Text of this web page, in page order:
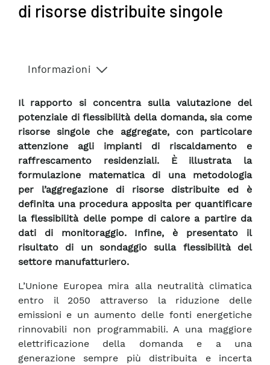
di risorse distribuite singole
Informazioni
Il rapporto si concentra sulla valutazione del
potenziale di flessibilità della domanda, sia come
risorse singole che aggregate, con particolare
attenzione agli impianti di riscaldamento e
raffrescamento residenziali. È illustrata la
formulazione matematica di una metodologia
per l’aggregazione di risorse distribuite ed è
definita una procedura apposita per quantificare
la flessibilità delle pompe di calore a partire da
dati di monitoraggio. Infine, è presentato il
risultato di un sondaggio sulla flessibilità del
settore manufatturiero.
L’Unione Europea mira alla neutralità climatica
entro il 2050 attraverso la riduzione delle
emissioni e un aumento delle fonti energetiche
rinnovabili non programmabili. A una maggiore
elettrificazione della domanda e a una
generazione sempre più distribuita e incerta